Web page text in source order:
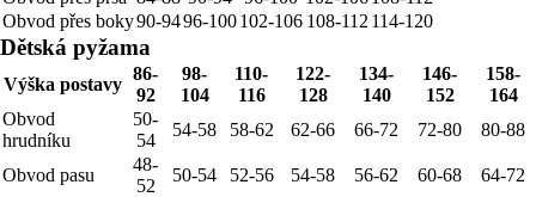
Obvod přes boky90-9496-100102-106 108-112 114-120
Dětská pyžama
Výška postavy
86-
92
98-
104
110-
116
122-
128
134-
140
146-
152
158-
164
Obvod
hrudníku
50-
54
54-58 58-62 62-66 66-72 72-80 80-88
Obvod pasu
48-
52
50-54 52-56 54-58 56-62 60-68 64-72